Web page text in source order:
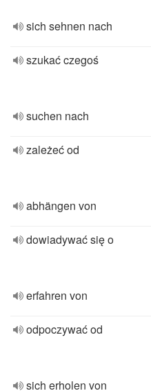
sich sehnen nach
szukać czegoś
suchen nach
zależeć od
abhängen von
dowiadywać się o
erfahren von
odpoczywać od
sich erholen von